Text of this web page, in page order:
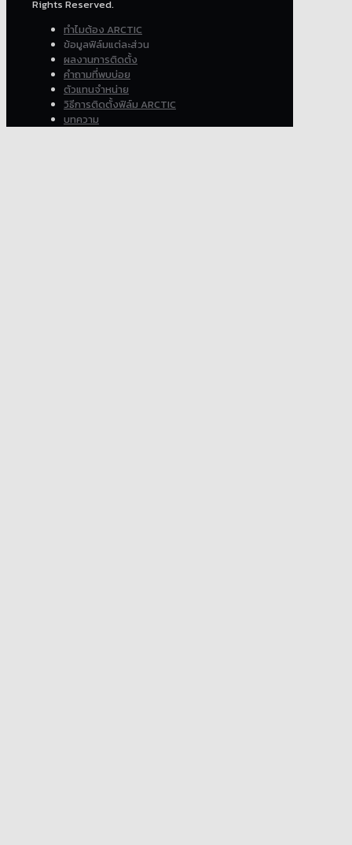
Rights Reserved.
ทำไมต้อง ARCTIC
ข้อมูลฟิล์มแต่ละส่วน
ผลงานการติดตั้ง
คำถามที่พบบ่อย
ตัวแทนจำหน่าย
วิธีการติดตั้งฟิล์ม ARCTIC
บทความ